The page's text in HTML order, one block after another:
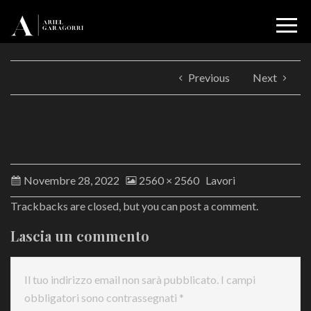
Previous Next
Novembre 28, 2022 2560 × 2560 Lavori
Trackbacks are closed, but you can post a comment.
Lascia un commento
Il tuo indirizzo email non sarà pubblicato. I campi
obbligatori sono contrassegnati *